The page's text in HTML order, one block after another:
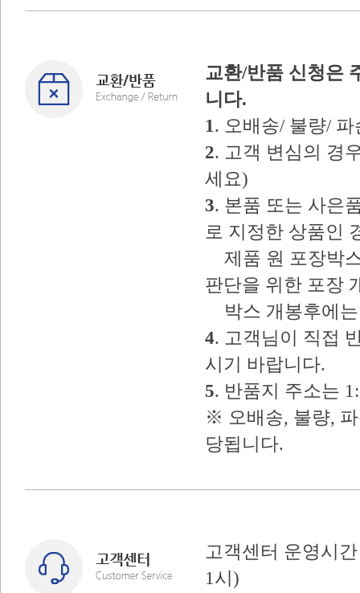
교환/반품 신청은
니다.
1. 오배송/ 불량/
2. 고객 변심의 경
세요)
3. 본품 또는 사은
로 지정한 상품인
제품 원 포장박
판단을 위한 포장
박스 개봉후에는
4. 고객님이 직접
시기 바랍니다.
5. 반품지 주소는
※ 오배송, 불량,
당됩니다.
고객센터 운영시
1시)